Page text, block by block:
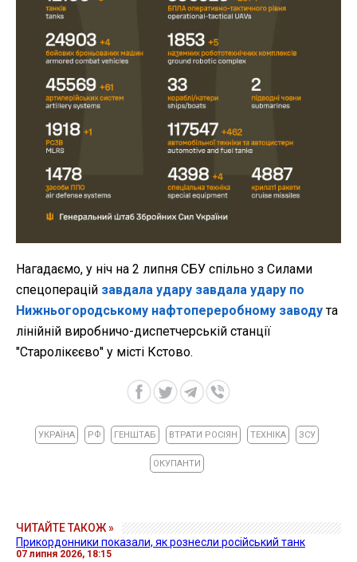
Нагадаємо, у ніч на 2 липня СБУ спільно з Силами
спецоперацій завдала удару завдала удару по
Нижньогородському нафтопереробному заводута
лінійній виробничо-диспетчерській станції
"Старолікєєво" у місті Кстово.
УКРАЇНА РФ ГЕНШТАБ ВТРАТИ РОСІЯН ТЕХНІКА ЗСУ
ОКУПАНТИ
ЧИТАЙТЕ ТАКОЖ »
Прикордонники показали, як рознесли російський танк
07 липня 2026, 18:15